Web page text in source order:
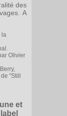
des
A
la
Olivier
"Still
et